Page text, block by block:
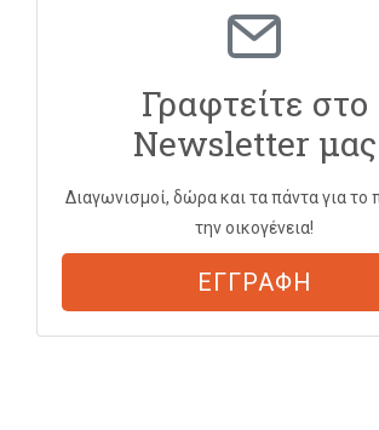
Γραφτείτε στο
Newsletter μας
Διαγωνισμοί, δώρα και τα πάντα για το
την οικογένεια!
ΕΓΓΡΑΦΗ